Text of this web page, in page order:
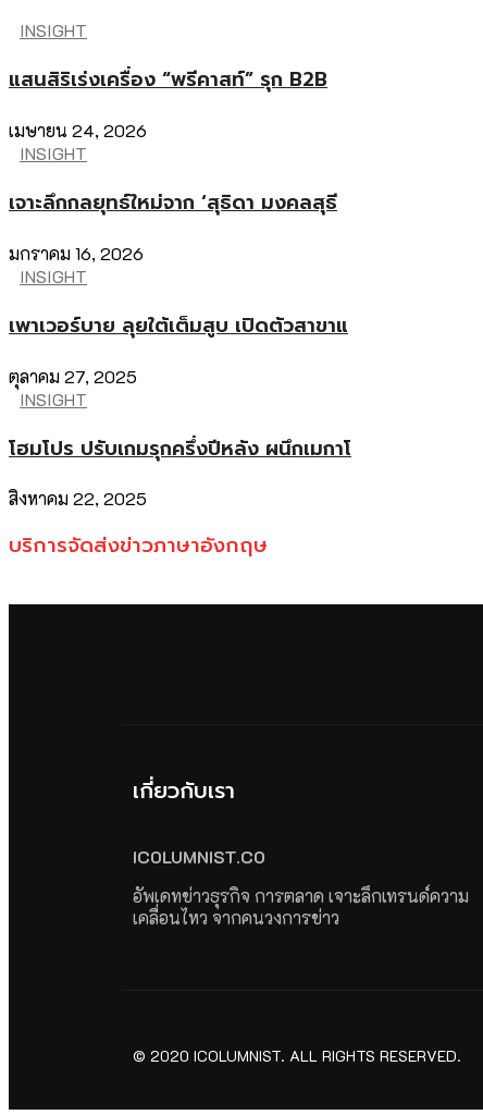
INSIGHT
แสนสิริเร่งเครื่อง “พรีคาสท์” รุก B2B
เมษายน 24, 2026
INSIGHT
เจาะลึกกลยุทธ์ใหม่จาก ‘สุธิดา มงคลสุธี
มกราคม 16, 2026
INSIGHT
เพาเวอร์บาย ลุยใต้เต็มสูบ เปิดตัวสาขาแ
ตุลาคม 27, 2025
INSIGHT
โฮมโปร ปรับเกมรุกครึ่งปีหลัง ผนึกเมกาโ
สิงหาคม 22, 2025
บริการจัดส่งข่าวภาษาอังกฤษ
เกี่ยวกับเรา
ICOLUMNIST.CO
อัพเดทข่าวธุรกิจ การตลาด เจาะลึกเทรนด์ความ
เคลื่อนไหว จากคนวงการข่าว
© 2020 ICOLUMNIST. ALL RIGHTS RESERVED.